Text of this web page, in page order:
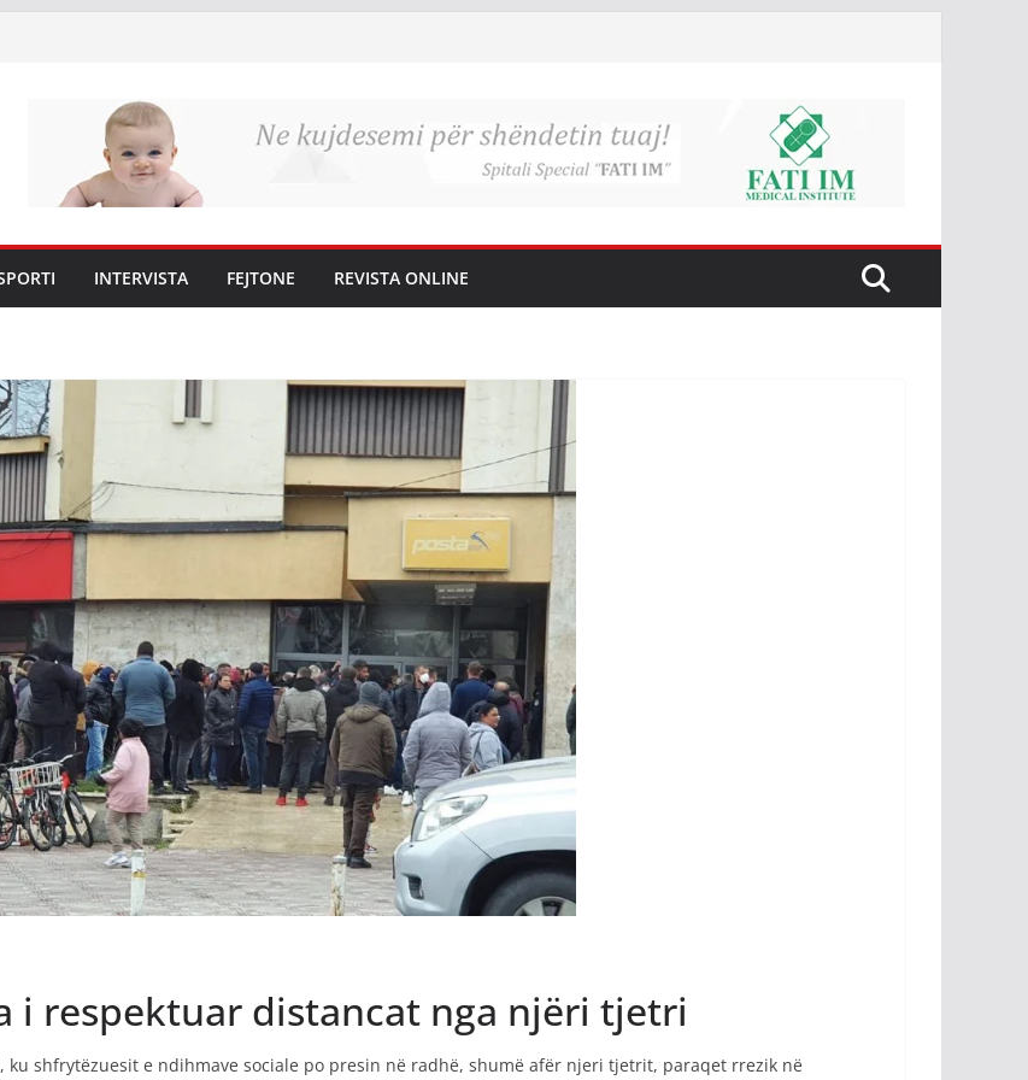
INTERVISTA FEJTONE REVISTA ONLINE
i respektuar distancat nga njëri tjetri
ku shfrytëzuesit e ndihmave sociale po presin në radhë, shumë afër njeri tjetrit, paraqet rrezik në